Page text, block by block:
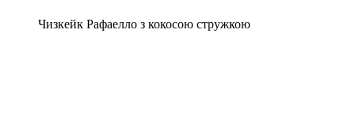
Чизкейк Рафаелло з кокосою стружкою